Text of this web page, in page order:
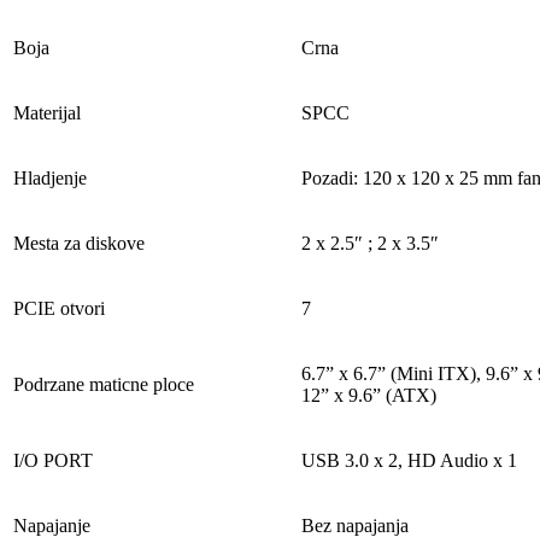
Boja Crna
Materijal SPCC
Hladjenje Pozadi: 120 x 120 x 25 mm
Mesta za diskove 2 x 2.5″ ; 2 x 3.5″
PCIE otvori 7
Podrzane maticne ploce
6.7” x 6.7” (Mini ITX), 9.6” x
12” x 9.6” (ATX)
I/O PORT USB 3.0 x 2, HD Audio x 1
Napajanje Bez napajanja